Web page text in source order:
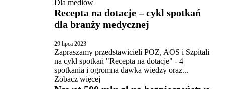
Dla mediów
Recepta na dotacje – cykl spotkań
dla branży medycznej
29 lipca 2023
Zapraszamy przedstawicieli POZ, AOS i Szpitali
na cykl spotkań "Recepta na dotacje" - 4
spotkania i ogromna dawka wiedzy oraz...
Zobacz więcej